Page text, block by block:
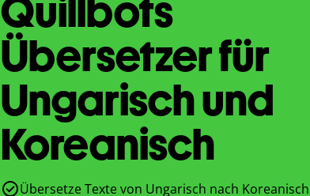
Quillbots
Übersetzer für
Ungarisch und
Koreanisch
Übersetze Texte von Ungarisch nach Koreanisch